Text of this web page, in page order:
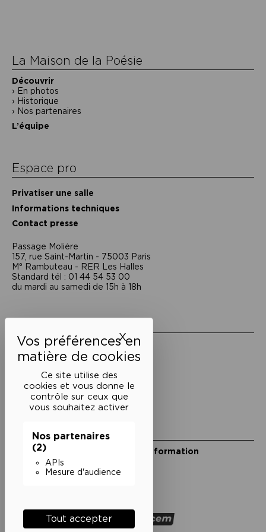
Ce site utilise des
cookies et vous donne le
contrôle sur ceux que
vous souhaitez activer
Nos partenaires
(2)
APIs
Mesure d'audience
Tout accepter
XMasquer le bandeau des
La Maison de la Poésie
Découvrir
En photos
Historique
Nos partenaires
L’équipe
Espace pro
Privatiser une salle
Informations techniques
Contact presse
Passage Moliėre
157, rue Saint-Martin - 75003 Paris
M° Rambuteau - RER Les Halles
Standard tél : 01 44 54 53 00
du mardi au samedi de 15h à 18h
Mentions légales
Politique de confidentialité
Conditions générales de vente
Cookies
Restons en lien
Inscrivez-vous à notre lettre d’information
Suivez-nous sur les réseaux